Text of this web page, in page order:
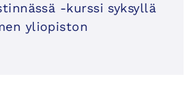
-kurssi syksyllä
yliopiston